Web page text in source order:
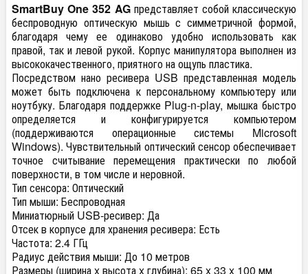
SmartBuy One 352 AGпредставляет собой классическую
беспроводную оптическую мышь с симметричной формой,
благодаря чему ее одинаково удобно использовать как
правой, так и левой рукой. Корпус манипулятора выполнен из
высококачественного, приятного на ощупь пластика.
Посредством нано ресивера USB представленная модель
может быть подключена к персональному компьютеру или
ноутбуку. Благодаря поддержке Plug-n-play, мышка быстро
определяется и конфигурируется компьютером
(поддерживаются операционные системы Microsoft
Windows). Чувствительный оптический сенсор обеспечивает
точное считывание перемещения практически по любой
поверхности, в том числе и неровной.
Тип сенсора: Оптический
Тип мыши: Беспроводная
Миниатюрный USB-ресивер: Да
Отсек в корпусе для хранения ресивера: Есть
Частота: 2.4 ГГц
Радиус действия мыши: До 10 метров
Размеры (ширина x высота x глубина): 65 x 33 x 100 мм